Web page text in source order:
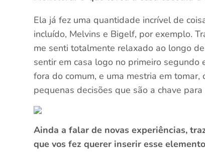
Ela já fez uma quantidade incrível de
incluído, Melvins e Bigelf, por exemplo.
me senti totalmente relaxado ao longo
sentir em casa logo no primeiro segundo
fora do comum, e uma mestria em
pequenas decisões que são a chave
Ainda a falar de novas experiências,
que vos fez querer inserir esse